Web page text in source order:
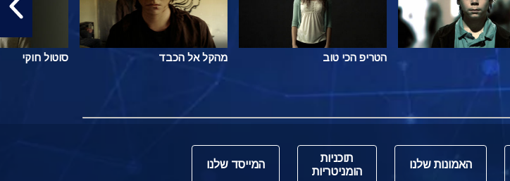
הטריפ הכי טוב מהקל אל הכבד סוטול חוקי
האמונות שלנו
תוכניות
הומניטריות
המייסד שלנו